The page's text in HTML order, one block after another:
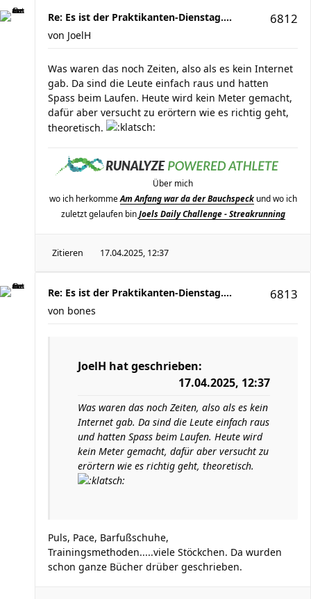
Re: Es ist der Praktikanten-Dienstag.... 6812
von JoelH
Was waren das noch Zeiten, also als es kein Internet
gab. Da sind die Leute einfach raus und hatten
Spass beim Laufen. Heute wird kein Meter gemacht,
dafür aber versucht zu erörtern wie es richtig geht,
theoretisch.
Über mich
wo ich herkommeAm Anfang war da der Bauchspeckund wo ich
zuletzt gelaufen binJoels Daily Challenge - Streakrunning
Zitieren 17.04.2025, 12:37
Re: Es ist der Praktikanten-Dienstag.... 6813
von bones
JoelH hat geschrieben:
17.04.2025, 12:37
Was waren das noch Zeiten, also als es kein
Internet gab. Da sind die Leute einfach raus
und hatten Spass beim Laufen. Heute wird
kein Meter gemacht, dafür aber versucht zu
erörtern wie es richtig geht, theoretisch.
Puls, Pace, Barfußschuhe,
Trainingsmethoden.....viele Stöckchen. Da wurden
schon ganze Bücher drüber geschrieben.